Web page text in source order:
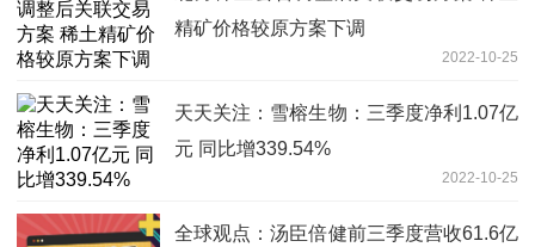
精矿价格较原方案下调
2022-10-25
天天关注：雪榕生物：三季度净利1.07亿
元 同比增339.54%
2022-10-25
全球观点：汤臣倍健前三季度营收61.6亿